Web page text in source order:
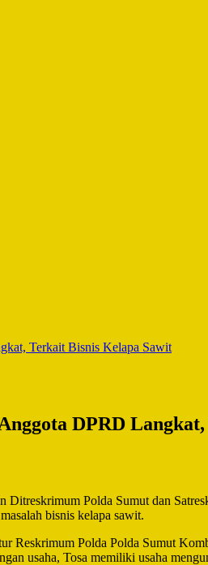
Terkait Bisnis Kelapa Sawit
DPRD
Ditreskrimum Polda Sumut dan
bisnis kelapa sawit.
Reskrimum Polda Polda Sumut
usaha, Tosa memiliki usaha